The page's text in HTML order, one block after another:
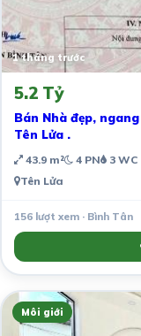
1 tháng trước
5.2 Tỷ
Bán Nhà đẹp,
Tên Lửa .
43.9 m² 4 PN 3 WC
Tên Lửa
156 lượt xem · Bình Tân
Môi giới